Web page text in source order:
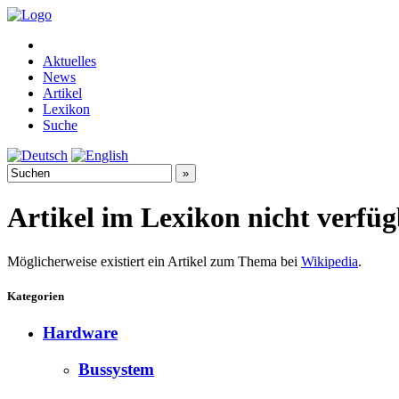
Aktuelles
News
Artikel
Lexikon
Suche
Artikel im Lexikon nicht
Möglicherweise existiert ein Artikel zum Thema bei Wikipedia.
Kategorien
Hardware
Bussystem